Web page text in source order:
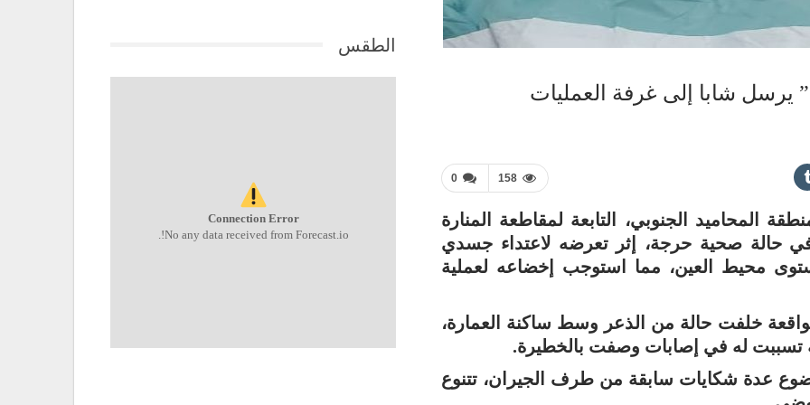
شابا إلى غرفة العمليات
0 158
الجنوبي، التابعة لمقاطعة المنارة
حالة صحية حرجة، إثر تعرضه لاعتداء جسدي
محيط العين، مما استوجب إخضاعه لعملية
خلفت حالة من الذعر وسط ساكنة العمارة،
له في إصابات وصفت بالخطيرة.
عدة شكايات سابقة من طرف الجيران، تتنوع
الطقس
Connection Error
No any data received from Forecast.io!.